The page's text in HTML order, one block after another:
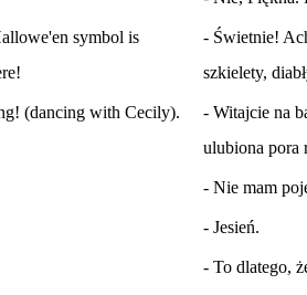
symbol is
- Świetnie!
szkielety,
(dancing with Cecily).
- Witajcie na
ulubiona pora
- Nie mam
- Jesień.
- To dlatego,